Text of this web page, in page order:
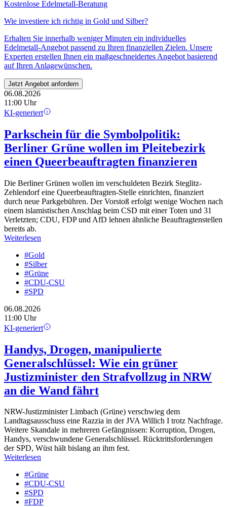
Kostenlose Edelmetall-Beratung
Wie investiere ich richtig in Gold und Silber?
Erhalten Sie innerhalb weniger Minuten ein individuelles
Edelmetall-Angebot passend zu Ihren finanziellen Zielen. Unsere
Experten erstellen Ihnen ein maßgeschneidertes Angebot basierend
auf Ihren Anlagewünschen.
Jetzt Angebot anfordern
06.08.2026
11:00 Uhr
KI-generiert
Parkschein für die Symbolpolitik:
Berliner Grüne wollen im Pleitebezirk
einen Queerbeauftragten finanzieren
Die Berliner Grünen wollen im verschuldeten Bezirk Steglitz-
Zehlendorf eine Queerbeauftragten-Stelle einrichten, finanziert
durch neue Parkgebühren. Der Vorstoß erfolgt wenige Wochen nach
einem islamistischen Anschlag beim CSD mit einer Toten und 31
Verletzten; CDU, FDP und AfD lehnen ähnliche Beauftragtenstellen
bereits ab.
Weiterlesen
#Gold
#Silber
#Grüne
#CDU-CSU
#SPD
06.08.2026
11:00 Uhr
KI-generiert
Handys, Drogen, manipulierte
Generalschlüssel: Wie ein grüner
Justizminister den Strafvollzug in NRW
an die Wand fährt
NRW-Justizminister Limbach (Grüne) verschwieg dem
Landtagsausschuss eine Razzia in der JVA Willich I trotz Nachfrage.
Weitere Skandale in mehreren Gefängnissen: Korruption, Drogen,
Handys, verschwundene Generalschlüssel. Rücktrittsforderungen
der SPD, Wüst hält bislang an ihm fest.
Weiterlesen
#Grüne
#CDU-CSU
#SPD
#FDP